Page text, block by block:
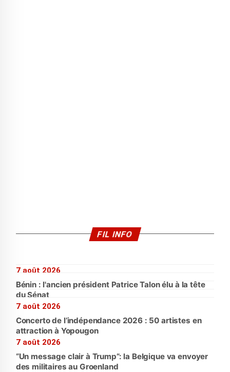
FIL INFO
7 août 2026
Bénin : l'ancien président Patrice Talon élu à la tête
du Sénat
7 août 2026
Concerto de l’indépendance 2026 : 50 artistes en
attraction à Yopougon
7 août 2026
“Un message clair à Trump”: la Belgique va envoyer
des militaires au Groenland